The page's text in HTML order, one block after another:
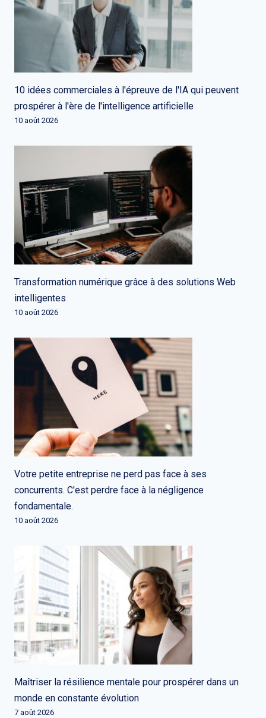
10 idées commerciales à l'épreuve de l'IA qui peuvent
prospérer à l'ère de l'intelligence artificielle
10 août 2026
Transformation numérique grâce à des solutions Web
intelligentes
10 août 2026
Votre petite entreprise ne perd pas face à ses
concurrents. C'est perdre face à la négligence
fondamentale.
10 août 2026
Maîtriser la résilience mentale pour prospérer dans un
monde en constante évolution
7 août 2026